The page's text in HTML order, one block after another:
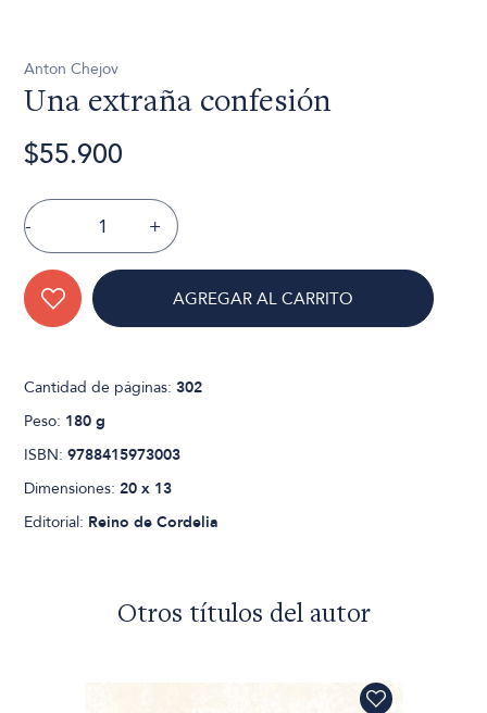
Anton Chejov
Una extraña confesión
$55.900
- +
AGREGAR AL CARRITO
Cantidad de páginas:302
Peso: 180 g
ISBN:9788415973003
Dimensiones:20 x 13
Editorial: Reino de Cordelia
Otros títulos del autor